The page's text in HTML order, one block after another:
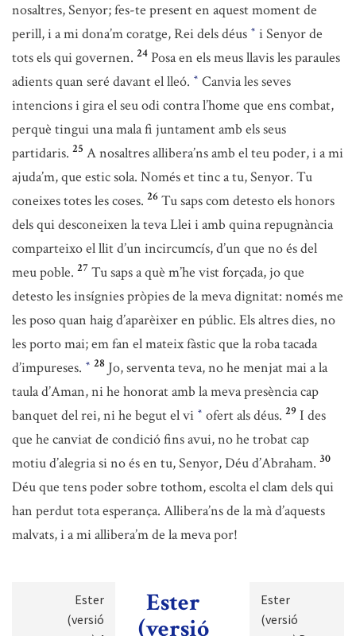
nosaltres, Senyor; fes-te present en aquest moment de
perill, i a mi dona’m coratge, Rei dels déus * i Senyor de
tots els qui governen. 24 Posa en els meus llavis les paraules
adients quan seré davant el lleó. * Canvia les seves
intencions i gira el seu odi contra l’home que ens combat,
perquè tingui una mala fi juntament amb els seus
partidaris. 25 A nosaltres allibera’ns amb el teu poder, i a mi
ajuda’m, que estic sola. Només et tinc a tu, Senyor. Tu
coneixes totes les coses. 26 Tu saps com detesto els honors
dels qui desconeixen la teva Llei i amb quina repugnància
comparteixo el llit d’un incircumcís, d’un que no és del
meu poble. 27 Tu saps a què m’he vist forçada, jo que
detesto les insígnies pròpies de la meva dignitat: només me
les poso quan haig d’aparèixer en públic. Els altres dies, no
les porto mai; em fan el mateix fàstic que la roba tacada
d’impureses. * 28 Jo, serventa teva, no he menjat mai a la
taula d’Aman, ni he honorat amb la meva presència cap
banquet del rei, ni he begut el vi * ofert als déus. 29 I des
que he canviat de condició fins avui, no he trobat cap
motiu d’alegria si no és en tu, Senyor, Déu d’Abraham. 30
Déu que tens poder sobre tothom, escolta el clam dels qui
han perdut tota esperança. Allibera’ns de la mà d’aquests
malvats, i a mi allibera’m de la meva por!
Ester
(versió
Ester
(versió
Ester
(versió